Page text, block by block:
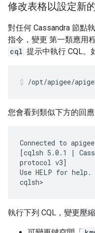
修改表格以設定新
對任何 Cassandra 節點
指令，變更 第一類應用
cql 提示中執行 CQL。
/opt/apigee/
您會看到類似下方的回應
Connected to
[cqlsh 5.0.1 |
protocol v3]
Use HELP for help.
cqlsh>
執行下列 CQL，變更壓